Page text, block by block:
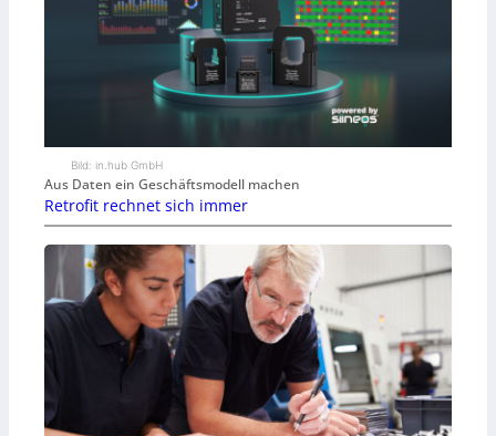
Bild: in.hub GmbH
Aus Daten ein Geschäftsmodell machen
Retrofit rechnet sich immer